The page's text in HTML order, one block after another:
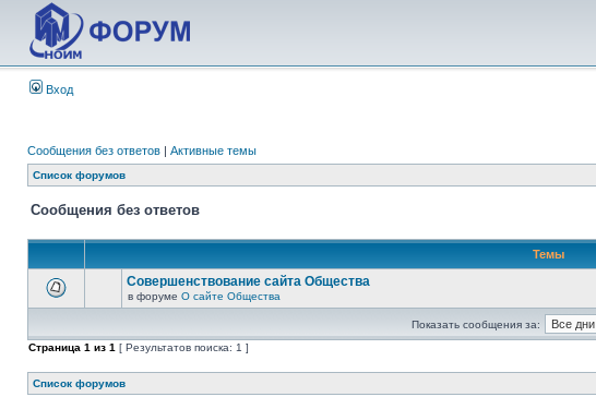
Вход
Сообщения без ответов | Активные темы
Список форумов
Сообщения без ответов
Темы
Совершенствование сайта Общества
в форуме О сайте Общества
Показать сообщения за:
Страница 1 из 1 [ Результатов поиска: 1 ]
Список форумов